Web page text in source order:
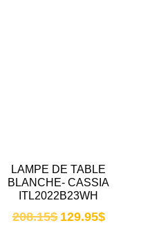
LAMPE DE TABLE
BLANCHE- CASSIA
ITL2022B23WH
208.15$ 129.95$